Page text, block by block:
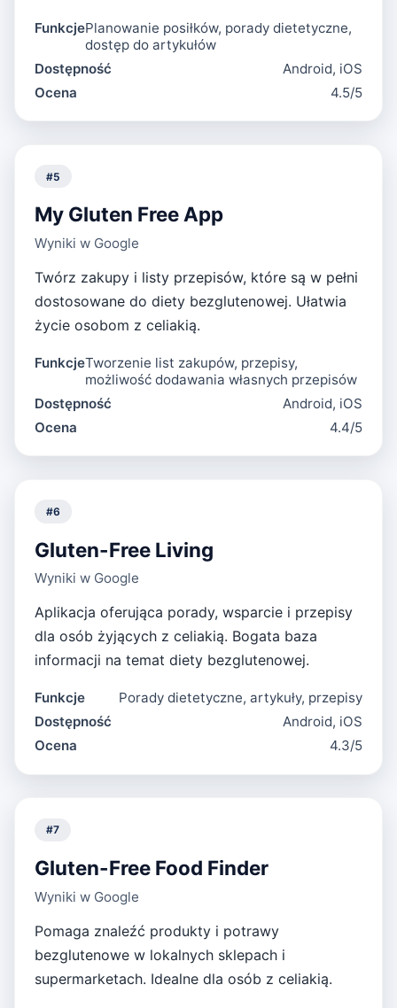
FunkcjePlanowanie posiłków, porady dietetyczne,
dostęp do artykułów
Dostępność
Android, iOS
Ocena
4.5/5
#5
My Gluten Free App
Wyniki w Google
Twórz zakupy i listy przepisów, które są w pełni
dostosowane do diety bezglutenowej. Ułatwia
życie osobom z celiakią.
FunkcjeTworzenie list zakupów, przepisy,
możliwość dodawania własnych przepisów
Dostępność
Android, iOS
Ocena
4.4/5
#6
Gluten-Free Living
Wyniki w Google
Aplikacja oferująca porady, wsparcie i przepisy
dla osób żyjących z celiakią. Bogata baza
informacji na temat diety bezglutenowej.
Funkcje
Porady dietetyczne, artykuły, przepisy
Dostępność
Android, iOS
Ocena
4.3/5
#7
Gluten-Free Food Finder
Wyniki w Google
Pomaga znaleźć produkty i potrawy
bezglutenowe w lokalnych sklepach i
supermarketach. Idealne dla osób z celiakią.